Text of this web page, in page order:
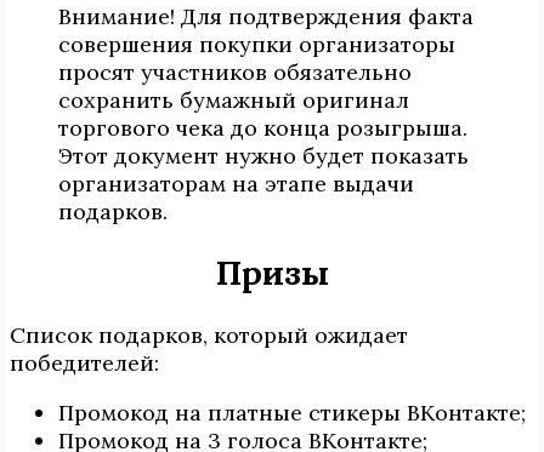
Внимание! Для подтверждения факта
совершения покупки организаторы
просят участников обязательно
сохранить бумажный оригинал
торгового чека до конца розыгрыша.
Этот документ нужно будет показать
организаторам на этапе выдачи
подарков.
Призы
Список подарков, который ожидает
победителей:
Промокод на платные стикеры ВКонтакте;
Промокод на 3 голоса ВКонтакте;